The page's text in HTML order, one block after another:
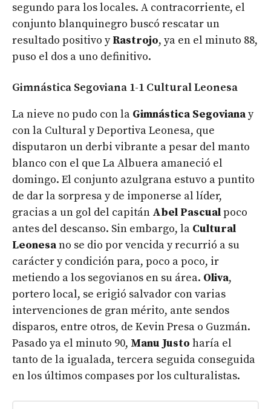
segundo para los locales. A contracorriente, el
conjunto blanquinegro buscó rescatar un
resultado positivo yRastrojo, ya en el minuto 88,
puso el dos a uno definitivo.
Gimnástica Segoviana 1-1 Cultural Leonesa
La nieve no pudo con la Gimnástica Segovianay
con la Cultural y Deportiva Leonesa, que
disputaron un derbi vibrante a pesar del manto
blanco con el que La Albuera amaneció el
domingo. El conjunto azulgrana estuvo a puntito
de dar la sorpresa y de imponerse al líder,
gracias a un gol del capitán Abel Pascualpoco
antes del descanso. Sin embargo, la Cultural
Leonesano se dio por vencida y recurrió a su
carácter y condición para, poco a poco, ir
metiendo a los segovianos en su área. Oliva,
portero local, se erigió salvador con varias
intervenciones de gran mérito, ante sendos
disparos, entre otros, de Kevin Presa o Guzmán.
Pasado ya el minuto 90, Manu Justo haría el
tanto de la igualada, tercera seguida conseguida
en los últimos compases por los culturalistas.